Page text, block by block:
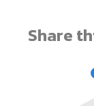
Share